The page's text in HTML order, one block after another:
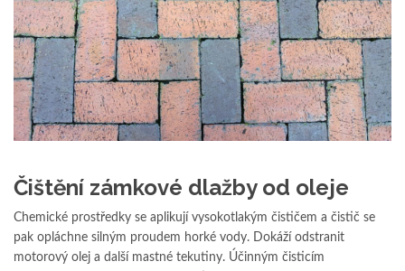
Čištění zámkové dlažby od oleje
Chemické prostředky se aplikují vysokotlakým čističem a čistič se
pak opláchne silným proudem horké vody. Dokáží odstranit
motorový olej a další mastné tekutiny. Účinným čisticím